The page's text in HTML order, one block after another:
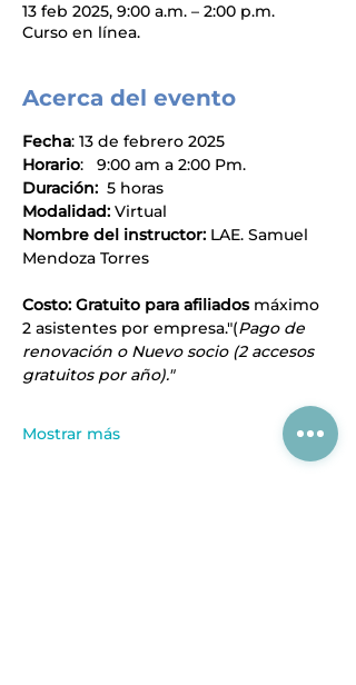
13 feb 2025, 9:00 a.m. – 2:00 p.m.
Curso en línea.
Acerca del evento
Fecha: 13 de febrero 2025
Horario:   9:00 am a 2:00 Pm.
Duración: 5 horas
Modalidad: Virtual
Nombre del instructor: LAE. Samuel
Mendoza Torres
Costo: Gratuito para afiliados máximo
2 asistentes por empresa."(Pago de
renovación o Nuevo socio (2 accesos
gratuitos por año)."
Mostrar más